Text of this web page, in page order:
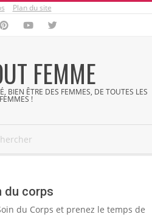
Plan du site
FEMME
BIEN ÊTRE DES FEMMES, DE TOUTES LES
FEMMES !
du corps
du Corps et prenez le temps de